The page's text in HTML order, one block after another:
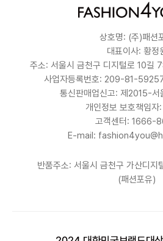
상호명: (주)패션
대표이사: 황정
주소: 서울시 금천구 디지털로 10길
사업자등록번호: 209-81-
통신판매업신고: 제2015-서
개인정보 보호책임자
고객센터: 1666-
E-mail:
반품주소: 서울시 금천구 가산디지
(패션포유)